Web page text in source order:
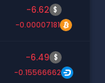
-6.62 $
-0.00007181
-6.49 $
-0.15566662